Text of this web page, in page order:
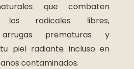
que combaten
los radicales libres,
arrugas prematuras y
piel radiante incluso en
contaminados.